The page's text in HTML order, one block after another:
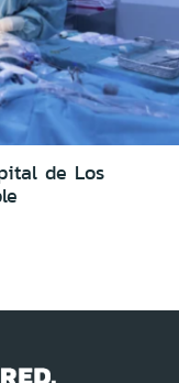
de Los